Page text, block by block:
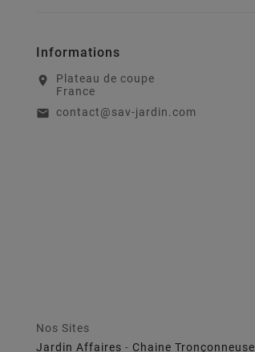
Informations
location_on
Plateau de coupe
France
email contact@sav-jardin.com
Nos Sites
Jardin Affaires - Chaine Tronçonneuse